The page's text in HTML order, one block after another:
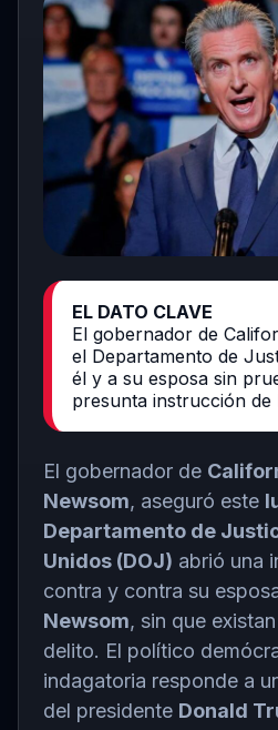
EL DATO CLAVE
El gobernador de
el Departamento de
él y a su esposa sin
presunta instrucción de
El gobernador de
Newsom, aseguró este
Departamento de
Unidos (DOJ) abrió una
contra y contra su
Newsom, sin que
delito. El político
indagatoria responde a
del presidente Donald